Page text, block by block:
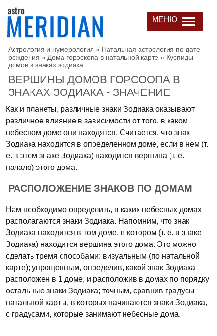
МЕНЮ
Астрология и нумерология » Натальная астрология по дате
рождения » Дома гороскопа в натальной карте » Куспиды
домов в знаках зодиака
ВЕРШИНЫ ДОМОВ ГОРСООПА В
ЗНАКАХ ЗОДИАКА - ЗНАЧЕНИЕ
Как и планеты, различные знаки Зодиака оказывают
различное влияние в зависимости от того, в каком
небесном доме они находятся. Считается, что знак
Зодиака находится в определенном доме, если в нем (т.
е. в этом знаке Зодиака) находится вершина (т. е.
начало) этого дома.
РАСПОЛОЖЕНИЕ ЗНАКОВ ПО ДОМАМ
Нам необходимо определить, в каких небесных домах
располагаются знаки Зодиака. Напомним, что знак
Зодиака находится в том доме, в котором (т. е. в знаке
Зодиака) находится вершина этого дома. Это можно
сделать тремя способами: визуальным (по натальной
карте); упрощенным, определив, какой знак Зодиака
расположен в 1 доме, и расположив в домах по порядку
остальные знаки Зодиака; точным, сравнив градусы
натальной карты, в которых начинаются знаки Зодиака,
с градусами, которые занимают небесные дома.